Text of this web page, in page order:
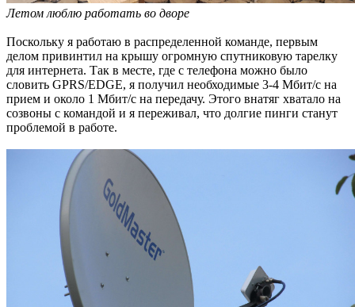
Летом люблю работать во дворе
Поскольку я работаю в распределенной команде, первым
делом привинтил на крышу огромную спутниковую тарелку
для интернета. Так в месте, где с телефона можно было
словить GPRS/EDGE, я получил необходимые 3-4 Мбит/с на
прием и около 1 Мбит/с на передачу. Этого внатяг хватало на
созвоны с командой и я переживал, что долгие пинги станут
проблемой в работе.